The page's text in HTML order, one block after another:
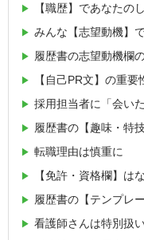
【職歴】であなたの
みんな【志望動機】
履歴書の志望動機欄
【自己PR文】の重要
採用担当者に「会い
履歴書の【趣味・特
転職理由は慎重に
【免許・資格欄】は
履歴書の【テンプレ
看護師さんは特別扱